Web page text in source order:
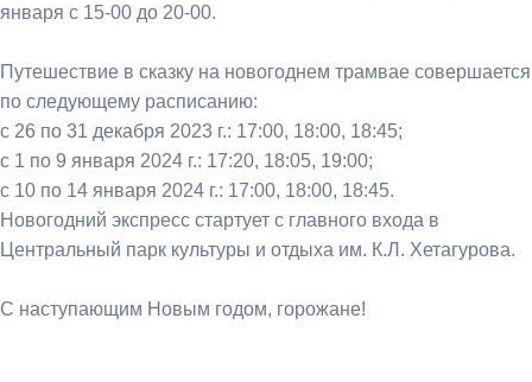
января с 15-00 до 20-00.
Путешествие в сказку на новогоднем трамвае совершается
по следующему расписанию:
с 26 по 31 декабря 2023 г.: 17:00, 18:00, 18:45;
с 1 по 9 января 2024 г.: 17:20, 18:05, 19:00;
с 10 по 14 января 2024 г.: 17:00, 18:00, 18:45.
Новогодний экспресс стартует с главного входа в
Центральный парк культуры и отдыха им. К.Л. Хетагурова.
С наступающим Новым годом, горожане!